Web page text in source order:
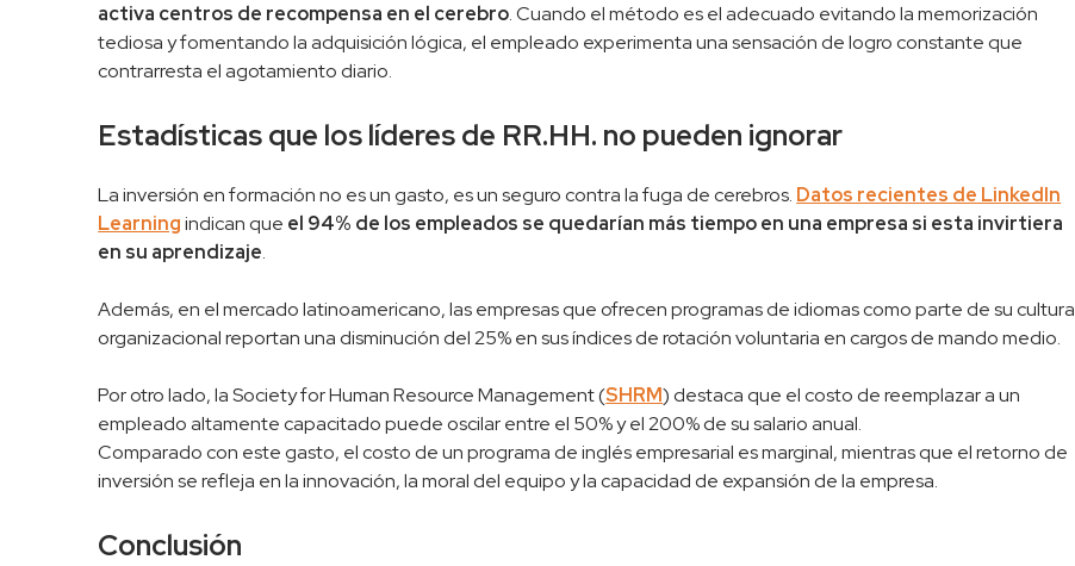
activa centros de recompensa en el cerebro. Cuando el método es el adecuado evitando la memorización
tediosa y fomentando la adquisición lógica, el empleado experimenta una sensación de logro constante que
contrarresta el agotamiento diario.
Estadísticas que los líderes de RR.HH. no pueden ignorar
La inversión en formación no es un gasto, es un seguro contra la fuga de cerebros. Datos recientes de LinkedIn
Learningindican que el 94% de los empleados se quedarían más tiempo en una empresa si esta invirtiera
en su aprendizaje.
Además, en el mercado latinoamericano, las empresas que ofrecen programas de idiomas como parte de su cultura
organizacional reportan una disminución del 25% en sus índices de rotación voluntaria en cargos de mando medio.
Por otro lado, la Society for Human Resource Management (SHRM) destaca que el costo de reemplazar a un
empleado altamente capacitado puede oscilar entre el 50% y el 200% de su salario anual.
Comparado con este gasto, el costo de un programa de inglés empresarial es marginal, mientras que el retorno de
inversión se refleja en la innovación, la moral del equipo y la capacidad de expansión de la empresa.
Conclusión